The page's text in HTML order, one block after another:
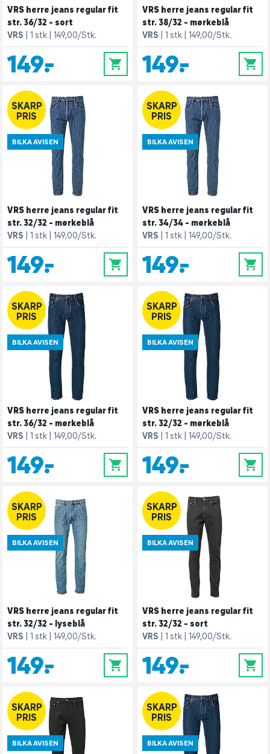
VRS herre jeans regular fit
str. 36/32 - sort
VRS
1 stk 149,00/Stk.
149,- 0
VRS herre jeans regular fit
str. 38/32 - mørkeblå
VRS
1 stk 149,00/Stk.
149,- 0
SKARP
PRIS
BILKA AVISEN
VRS herre jeans regular fit
str. 32/32 - mørkeblå
VRS
1 stk 149,00/Stk.
149,- 0
SKARP
PRIS
BILKA AVISEN
VRS herre jeans regular fit
str. 34/34 - mørkeblå
VRS
1 stk 149,00/Stk.
149,- 0
SKARP
PRIS
BILKA AVISEN
VRS herre jeans regular fit
str. 36/32 - mørkeblå
VRS
1 stk 149,00/Stk.
149,- 0
SKARP
PRIS
BILKA AVISEN
VRS herre jeans regular fit
str. 32/32 - mørkeblå
VRS
1 stk 149,00/Stk.
149,- 0
SKARP
PRIS
BILKA AVISEN
VRS herre jeans regular fit
str. 32/32 - lyseblå
VRS
1 stk 149,00/Stk.
149,- 0
SKARP
PRIS
BILKA AVISEN
VRS herre jeans regular fit
str. 32/32 - sort
VRS
1 stk 149,00/Stk.
149,- 0
SKARP
PRIS
BILKA AVISEN
SKARP
PRIS
BILKA AVISEN